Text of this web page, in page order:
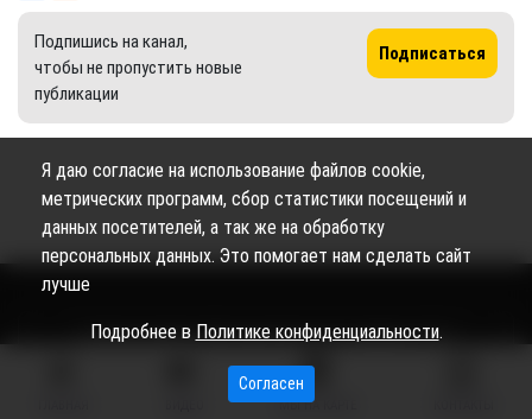
Подпишись на канал,
чтобы не пропустить новые
публикации
Подписаться
Сетевое издание «Вестник Сургутского района» (16+)
Сетевое издание Вестник - Новости Сургутского
МЫ НА КАРТЕ
Я даю согласие на использование файлов cookie,
метрических программ, сбор статистики посещений и
данных посетителей, а так же на обработку
персональных данных. Это помогает нам сделать сайт
лучше
Подробнее в Политике конфиденциальности.
Согласен